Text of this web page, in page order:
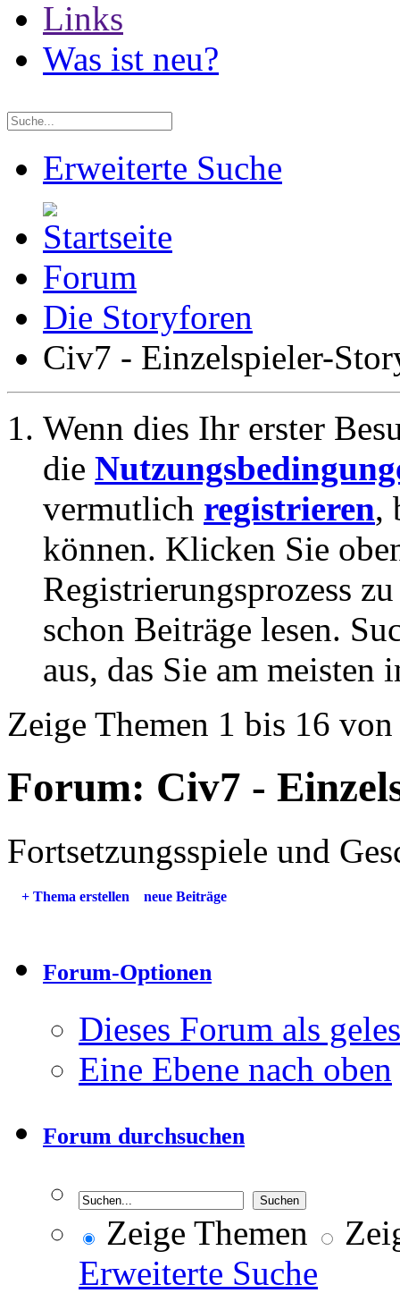
Links
Was ist neu?
Erweiterte Suche
Forum
Die Storyforen
Civ7 - Einzelspieler-
Wenn dies Ihr erster
die
vermutlich registrieren,
können. Klicken Sie
Registrierungsprozess
schon Beiträge lesen.
aus, das Sie am meisten
Zeige Themen 1 bis 16
Forum: Civ7 -
Fortsetzungsspiele und
+ Thema erstellen neue Beiträge
Forum-Optionen
Dieses Forum als
Eine Ebene nach oben
Forum durchsuchen
Zeige Themen
Erweiterte Suche